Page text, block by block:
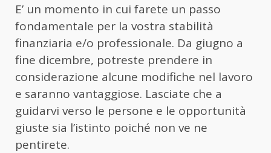
E’ un momento in cui farete un passo
fondamentale per la vostra stabilità
finanziaria e/o professionale. Da giugno a
fine dicembre, potreste prendere in
considerazione alcune modifiche nel lavoro
e saranno vantaggiose. Lasciate che a
guidarvi verso le persone e le opportunità
giuste sia l’istinto poiché non ve ne
pentirete.